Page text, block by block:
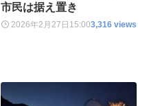
市民は据え置き
2026年2月27日 15:003,316 views